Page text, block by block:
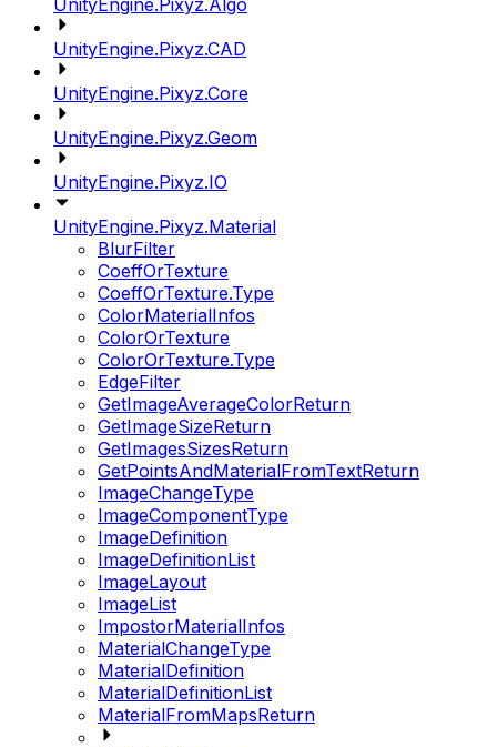
UnityEngine.Pixyz.Algo
UnityEngine.Pixyz.CAD
UnityEngine.Pixyz.Core
UnityEngine.Pixyz.Geom
UnityEngine.Pixyz.IO
UnityEngine.Pixyz.Material
BlurFilter
CoeffOrTexture
CoeffOrTexture.Type
ColorMaterialInfos
ColorOrTexture
ColorOrTexture.Type
EdgeFilter
GetImageAverageColorReturn
GetImageSizeReturn
GetImagesSizesReturn
GetPointsAndMaterialFromTextReturn
ImageChangeType
ImageComponentType
ImageDefinition
ImageDefinitionList
ImageLayout
ImageList
ImpostorMaterialInfos
MaterialChangeType
MaterialDefinition
MaterialDefinitionList
MaterialFromMapsReturn